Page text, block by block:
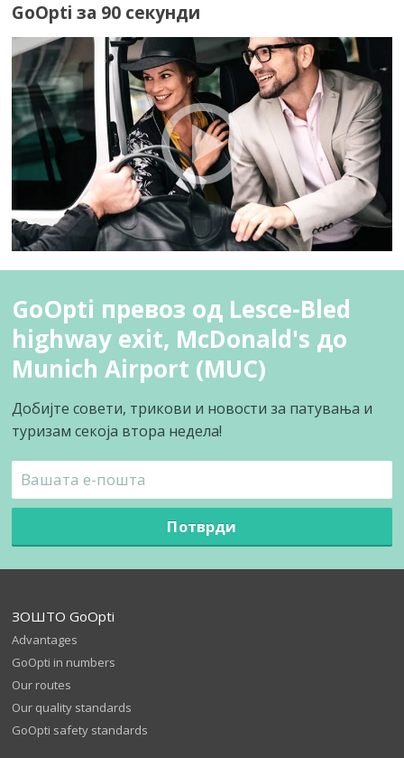
GoOpti за 90 секунди
GoOpti превоз од Lesce-Bled
highway exit, McDonald's до
Munich Airport (MUC)
Добијте совети, трикови и новости за патувања и
туризам секоја втора недела!
Потврди
ЗОШТО GoOpti
Advantages
GoOpti in numbers
Our routes
Our quality standards
GoOpti safety standards